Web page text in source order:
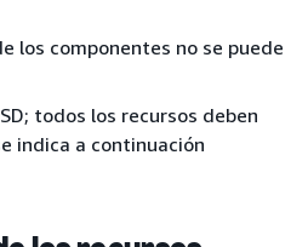
los componentes no se puede
todos los recursos deben
indica a continuación